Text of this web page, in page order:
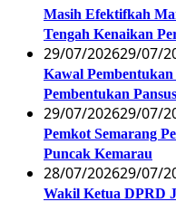
Masih Efektifkah
Tengah Kenaikan
29/07/202629/07/
Kawal
Pembentukan
29/07/202629/07/
Pemkot Semarang
Puncak Kemarau
28/07/202629/07/
Wakil Ketua DPRD